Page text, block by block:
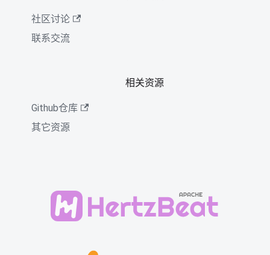
社区讨论
联系交流
相关资源
Github仓库
其它资源